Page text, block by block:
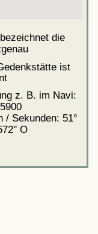
bezeichnet die
ist
z. B. im Navi:
/ Sekunden: 51°
O